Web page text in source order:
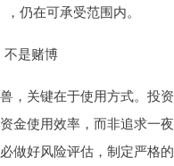
仍在可承受范围内。
不是赌博
，关键在于使用方式。投
金使用效率，而非追求一
做好风险评估，制定严格